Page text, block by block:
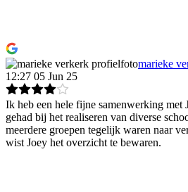
marieke
12:27 05 Jun 25
Ik heb een hele fijne samenwerking met
gehad bij het realiseren van diverse
meerdere groepen tegelijk waren naar
wist Joey het overzicht te bewaren.